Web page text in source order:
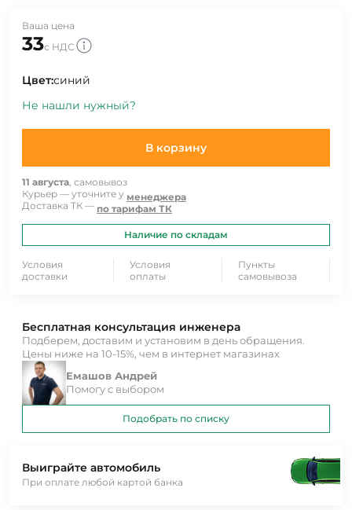
Ваша цена
33с НДС
Цвет:синий
Не нашли нужный?
В корзину
11 августа, самовывоз
Курьер — уточните у менеджера
Доставка ТК — по тарифам ТК
Наличие по складам
Условия
доставки
Условия
оплаты
Пункты
самовывоза
Выиграйте автомобиль
При оплате любой картой банка
Бесплатная консультация инженера
Подберем, доставим и установим в день обращения.
Цены ниже на 10-15%, чем в интернет магазинах
Емашов Андрей
Помогу с выбором
Подобрать по списку